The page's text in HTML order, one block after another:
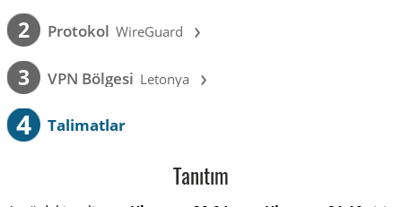
2 Protokol WireGuard ›
3 VPN Bölgesi Letonya ›
4 Talimatlar
Tanıtım